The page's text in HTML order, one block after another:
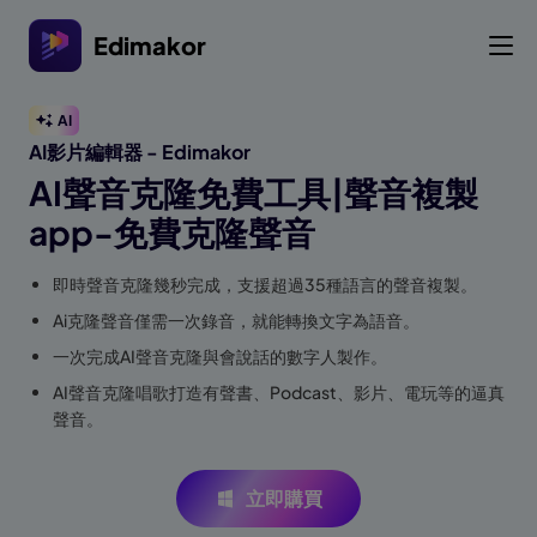
Edimakor
AI影片編輯器 - Edimakor
AI
AI聲音克隆免費工具|聲音複製
app-免費克隆聲音
即時聲音克隆幾秒完成，支援超過35種語言的聲音複製。
Ai克隆聲音僅需一次錄音，就能轉換文字為語音。
一次完成AI聲音克隆與會說話的數字人製作。
AI聲音克隆唱歌打造有聲書、Podcast、影片、電玩等的逼真
聲音。
立即購買